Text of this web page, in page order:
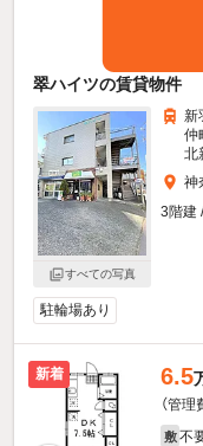
翠ハイツの賃貸物件
すべての写真
新
仲
北
神
3階建
駐輪場あり
新着 6.5
（管理
敷 不